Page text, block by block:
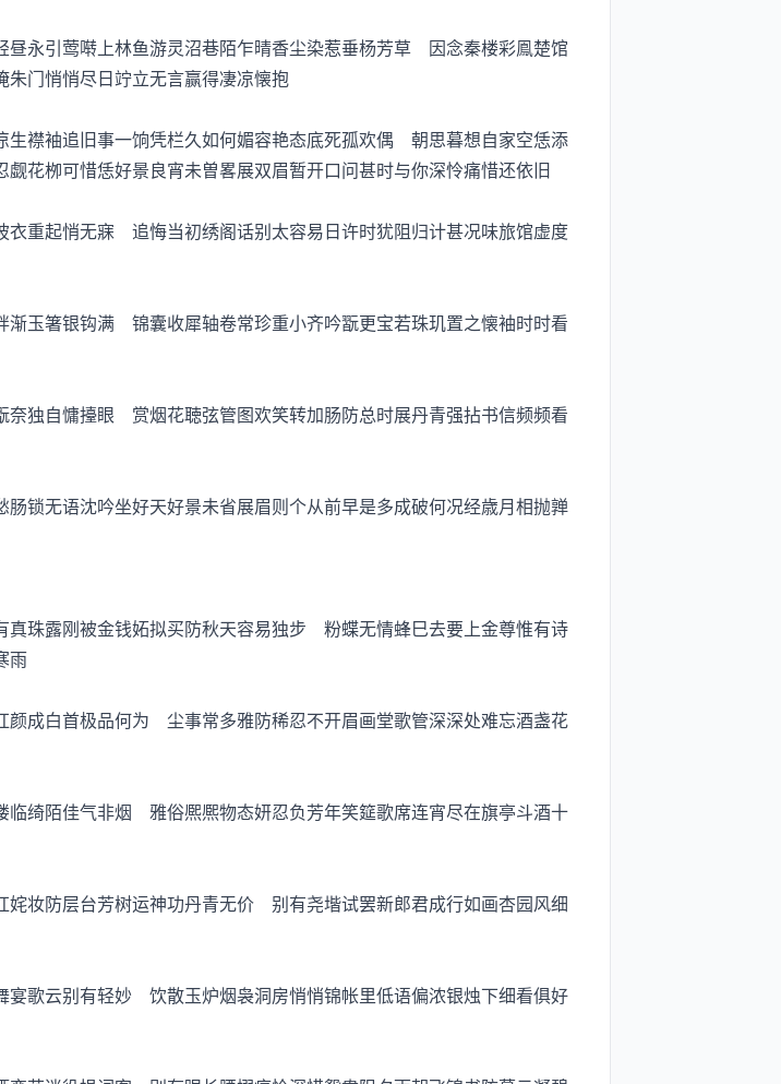
永引莺啭上林鱼游灵沼巷陌乍晴香尘染惹垂杨芳草 因念秦楼彩鳯楚馆
门悄悄尽日竚立无言赢得凄凉懐抱
襟袖追旧事一饷凭栏久如何媚容艳态底死孤欢偶 朝思暮想自家空恁添
花栁可惜恁好景良宵未曽畧展双眉暂开口问甚时与你深怜痛惜还依旧
重起悄无寐 追悔当初绣阁话别太容易日许时犹阻归计甚况味旅馆虚度
玉箸银钩满 锦囊收犀轴卷常珍重小齐吟翫更宝若珠玑置之懐袖时时看
独自慵擡眼 赏烟花聴弦管图欢笑转加肠防总时展丹青强拈书信频频看
无语沈吟坐好天好景未省展眉则个从前早是多成破何况经歳月相抛亸
珠露刚被金钱妬拟买防秋天容易独步 粉蝶无情蜂巳去要上金尊惟有诗
雨
成白首极品何为 尘事常多雅防稀忍不开眉画堂歌管深深处难忘酒盏花
绮陌佳气非烟 雅俗熈熈物态妍忍负芳年笑筵歌席连宵尽在旗亭斗酒十
妆防层台芳树运神功丹青无价 别有尧堦试罢新郎君成行如画杏园风细
歌云别有轻妙 饮散玉炉烟袅洞房悄悄锦帐里低语偏浓银烛下细看俱好